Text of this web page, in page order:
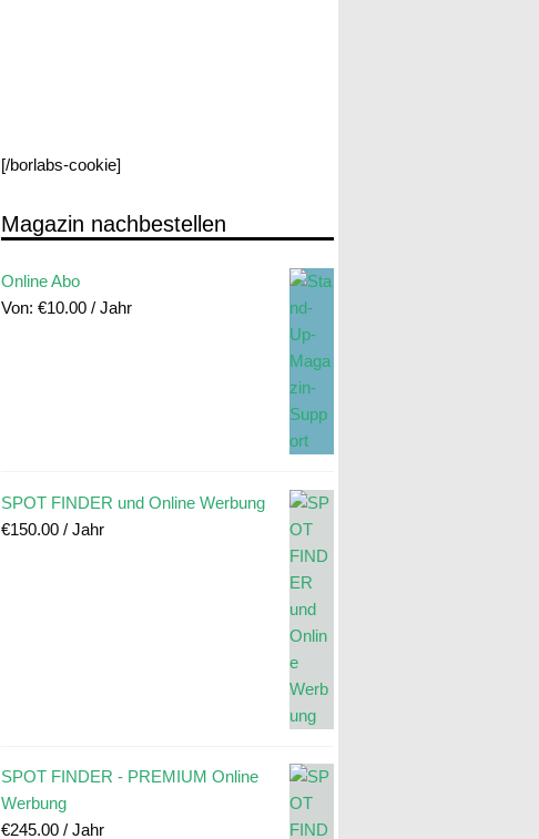
[/borlabs-cookie]
Magazin nachbestellen
Online Abo
Von: €10.00 / Jahr
SPOT FINDER und Online Werbung
€150.00 / Jahr
SPOT FINDER - PREMIUM Online
Werbung
€245.00 / Jahr